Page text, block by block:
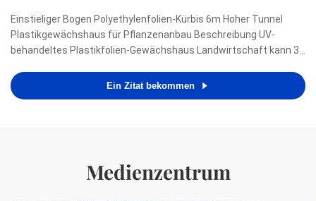
Kürbis-6m für Betriebsdas wachsen
Einstieliger Bogen Polyethylenfolien-Kürbis 6m Hoher Tunnel
Plastikgewächshaus für Pflanzenanbau Beschreibung UV-
behandeltes Plastikfolien-Gewächshaus Landwirtschaft kann 36
Kapazität können 6 Monate dauern. Hervorragende
Transmissionseige...
Ein Zitat bekommen
Medienzentrum